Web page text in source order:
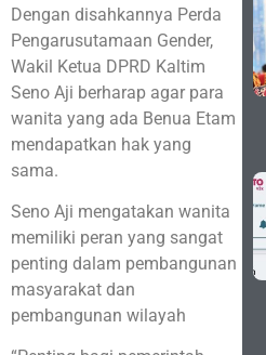
Dengan disahkannya Perda
Pengarusutamaan Gender,
Wakil Ketua DPRD Kaltim
Seno Aji berharap agar para
wanita yang ada Benua Etam
mendapatkan hak yang
sama.
Seno Aji mengatakan wanita
memiliki peran yang sangat
penting dalam pembangunan
masyarakat dan
pembangunan wilayah